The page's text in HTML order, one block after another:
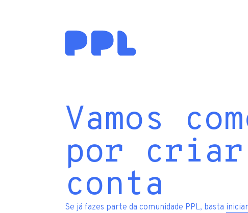
Vamos
por criar
conta
Se já fazes parte da comunidade PPL, basta